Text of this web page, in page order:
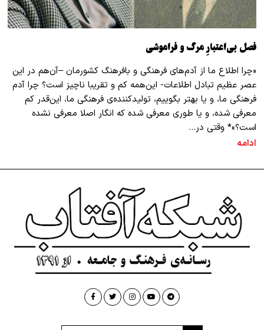
فصل بی‌اعتبارِ مرگ و فراموشی
«چرا اطلاع ما از آدم‌های فرهنگی و بافرهنگ کشورمان –آن‌هم در این
عصر عظیم تبادل اطلاعات- این‌همه کم و تقریبا ناچیز است؟ چرا آدم
فرهنگی ما، و یا بهتر بگوییم، تولیدکننده‌ی فرهنگی ما، این‌قدر کم
معرفی شده، و یا طوری معرفی شده که انگار اصلا معرفی نشده
است؟»* وقتی در…
ادامه